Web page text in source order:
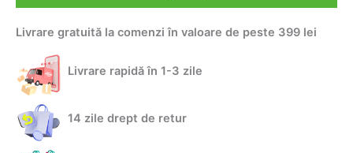
&
pentru
copii
Livrare gratuită la comenzi în valoare de peste 399 lei
Livrare rapidă în 1-3 zile
14 zile drept de retur